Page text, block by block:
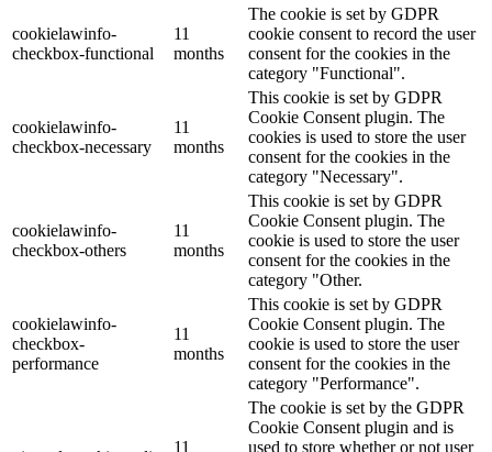
cookielawinfo-
checkbox-functional
11
months
The cookie is set by GDPR
cookie consent to record the user
consent for the cookies in the
category "Functional".
cookielawinfo-
checkbox-necessary
11
months
This cookie is set by GDPR
Cookie Consent plugin. The
cookies is used to store the user
consent for the cookies in the
category "Necessary".
cookielawinfo-
checkbox-others
11
months
This cookie is set by GDPR
Cookie Consent plugin. The
cookie is used to store the user
consent for the cookies in the
category "Other.
cookielawinfo-
checkbox-
performance
11
months
This cookie is set by GDPR
Cookie Consent plugin. The
cookie is used to store the user
consent for the cookies in the
category "Performance".
11
The cookie is set by the GDPR
Cookie Consent plugin and is
used to store whether or not user